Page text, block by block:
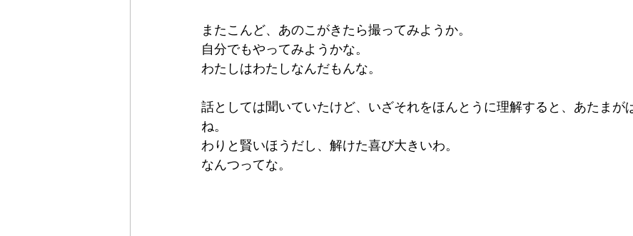
またこんど、あのこがきたら撮ってみようか。
自分でもやってみようかな。
わたしはわたしなんだもんな。
話としては聞いていたけど、いざそれをほんとうに理解すると、あたまが
ね。
わりと賢いほうだし、解けた喜び大きいわ。
なんつってな。